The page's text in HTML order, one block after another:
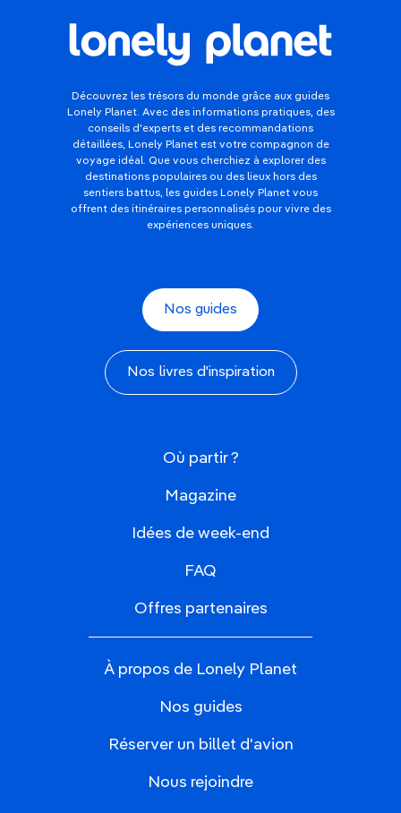
Découvrez les trésors du monde grâce aux guides
Lonely Planet. Avec des informations pratiques, des
conseils d'experts et des recommandations
détaillées, Lonely Planet est votre compagnon de
voyage idéal. Que vous cherchiez à explorer des
destinations populaires ou des lieux hors des
sentiers battus, les guides Lonely Planet vous
offrent des itinéraires personnalisés pour vivre des
expériences uniques.
Nos guides
Nos livres d'inspiration
Où partir ?
Magazine
Idées de week-end
FAQ
Offres partenaires
À propos de Lonely Planet
Nos guides
Réserver un billet d'avion
Nous rejoindre